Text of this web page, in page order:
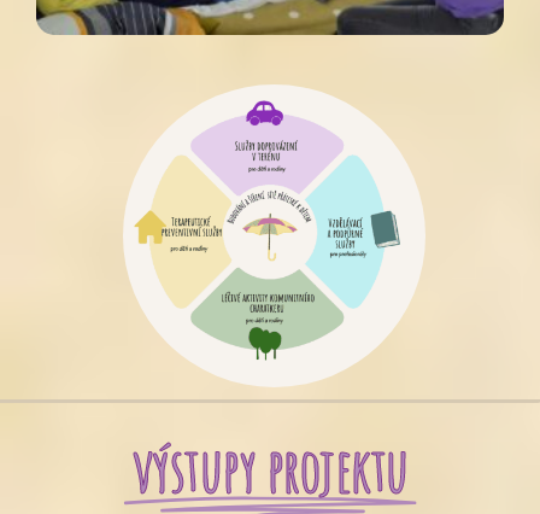
výstupy projektu